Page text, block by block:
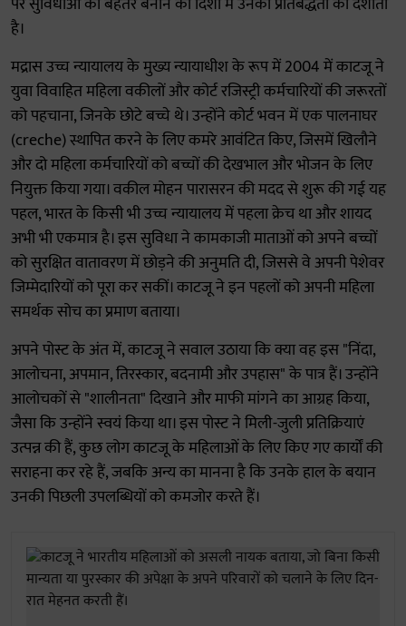
है।
मद्रास उच्च न्यायालय के मुख्य न्यायाधीश के रूप में 2004 में काटजू ने
युवा विवाहित महिला वकीलों और कोर्ट रजिस्ट्री कर्मचारियों की जरूरतों
को पहचाना, जिनके छोटे बच्चे थे। उन्होंने कोर्ट भवन में एक पालनाघर
(creche) स्थापित करने के लिए कमरे आवंटित किए, जिसमें खिलौने
और दो महिला कर्मचारियों को बच्चों की देखभाल और भोजन के लिए
नियुक्त किया गया। वकील मोहन पारासरन की मदद से शुरू की गई यह
पहल, भारत के किसी भी उच्च न्यायालय में पहला क्रेच था और शायद
अभी भी एकमात्र है। इस सुविधा ने कामकाजी माताओं को अपने बच्चों
को सुरक्षित वातावरण में छोड़ने की अनुमति दी, जिससे वे अपनी पेशेवर
जिम्मेदारियों को पूरा कर सकीं। काटजू ने इन पहलों को अपनी महिला
समर्थक सोच का प्रमाण बताया।
अपने पोस्ट के अंत में, काटजू ने सवाल उठाया कि क्या वह इस "निंदा,
आलोचना, अपमान, तिरस्कार, बदनामी और उपहास" के पात्र हैं। उन्होंने
आलोचकों से "शालीनता" दिखाने और माफी मांगने का आग्रह किया,
जैसा कि उन्होंने स्वयं किया था। इस पोस्ट ने मिली-जुली प्रतिक्रियाएं
उत्पन्न की हैं, कुछ लोग काटजू के महिलाओं के लिए किए गए कार्यों की
सराहना कर रहे हैं, जबकि अन्य का मानना है कि उनके हाल के बयान
उनकी पिछली उपलब्धियों को कमजोर करते हैं।